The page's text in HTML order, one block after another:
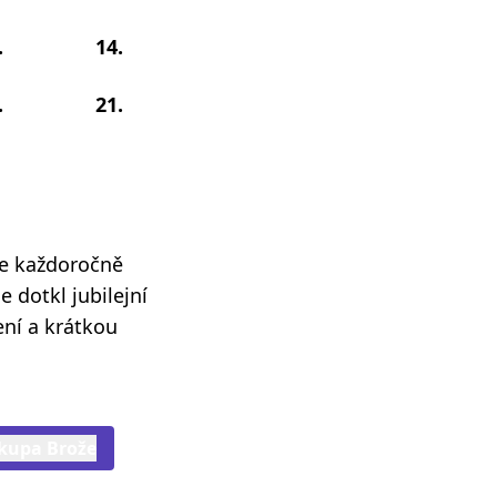
14.
21.
každoročně
dotkl jubilejní
a krátkou